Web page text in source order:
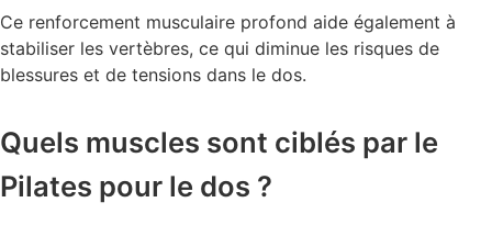
Ce renforcement musculaire profond aide également à
stabiliser les vertèbres, ce qui diminue les risques de
blessures et de tensions dans le dos.
Quels muscles sont ciblés par le
Pilates pour le dos ?